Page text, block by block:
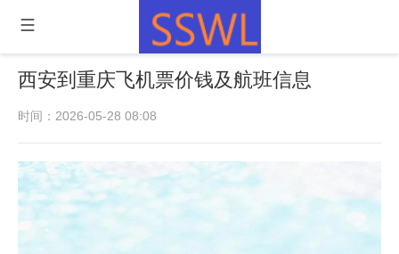
西安到重庆飞机票价钱及航班信息
时间：2026-05-28 08:08